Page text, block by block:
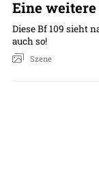
Eine weitere
Diese Bf 109 sieht
auch so!
Szene